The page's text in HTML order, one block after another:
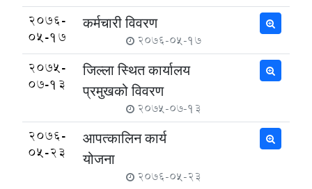
2076-
05-17
कर्मचारी विवरण
2076-05-17
2075-
07-13
जिल्ला स्थित कार्यालय
प्रमुखको विवरण
2075-07-13
2076-
05-23
आपत्कालिन कार्य
योजना
2076-05-23